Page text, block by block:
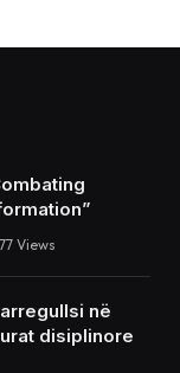
Views
në
disiplinore